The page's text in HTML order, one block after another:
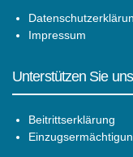
Impressum
Unterstützen Sie uns
Beitrittserklärung